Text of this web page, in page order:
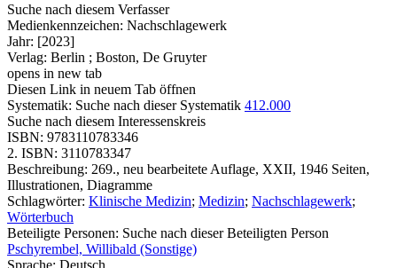
Suche nach diesem Verfasser
Medienkennzeichen: Nachschlagewerk
Jahr: [2023]
Verlag: Berlin ; Boston, De Gruyter
opens in new tab
Diesen Link in neuem Tab öffnen
Systematik: Suche nach dieser Systematik 412.000
Suche nach diesem Interessenskreis
ISBN: 9783110783346
2. ISBN: 3110783347
Beschreibung: 269., neu bearbeitete Auflage, XXII, 1946 Seiten,
Illustrationen, Diagramme
Schlagwörter: Klinische Medizin; Medizin; Nachschlagewerk;
Wörterbuch
Beteiligte Personen: Suche nach dieser Beteiligten Person
Pschyrembel, Willibald (Sonstige)
Sprache: Deutsch